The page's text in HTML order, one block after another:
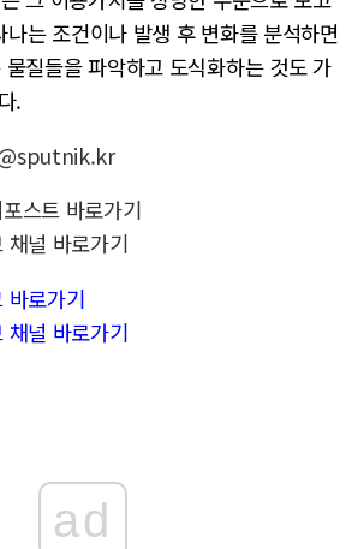
는 조건이나 발생 후 변화를 분석하면
질들을 파악하고 도식화하는 것도 가
.
스트 바로가기
널 바로가기
로가기
널 바로가기
ad